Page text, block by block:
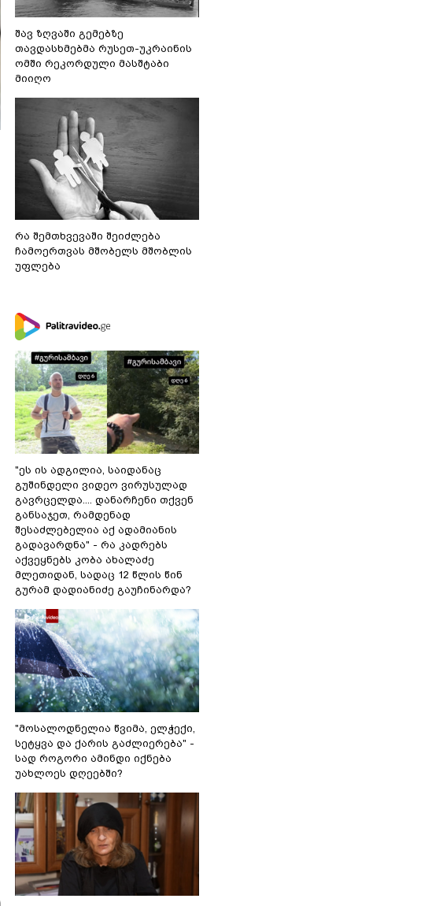
შავ ზღვაში გემებზე
თავდასხმებმა რუსეთ-უკრაინის
ომში რეკორდული მასშტაბი
მიიღო
რა შემთხვევაში შეიძლება
ჩამოერთვას მშობელს მშობლის
უფლება
"ეს ის ადგილია, საიდანაც
გუშინდელი ვიდეო ვირუსულად
გავრცელდა.... დანარჩენი თქვენ
განსაჯეთ, რამდენად
შესაძლებელია აქ ადამიანის
გადავარდნა" - რა კადრებს
აქვეყნებს კობა ახალაძე
მლეთიდან, სადაც 12 წლის წინ
გურამ დადიანიძე გაუჩინარდა?
"მოსალოდნელია წვიმა, ელჭექი,
სეტყვა და ქარის გაძლიერება" -
სად როგორი ამინდი იქნება
უახლოეს დღეებში?